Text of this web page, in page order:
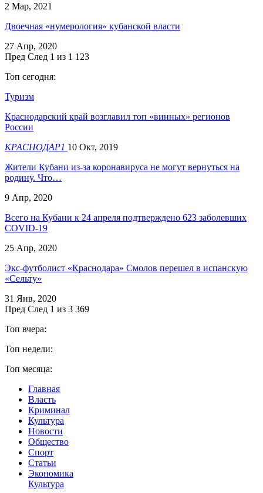
2 Мар, 2021
Двоечная «нумерология» кубанской власти
27 Апр, 2020
Пред След 1 из 1 123
Топ сегодня:
Туризм
Краснодарский край возглавил топ «винных» регионов
России
КРАСНОДАР1 10 Окт, 2019
Жители Кубани из-за коронавируса не могут вернуться на
родину. Что…
9 Апр, 2020
Всего на Кубани к 24 апреля подтверждено 623 заболевших
COVID-19
25 Апр, 2020
Экс-футболист «Краснодара» Смолов перешел в испанскую
«Сельту»
31 Янв, 2020
Пред След 1 из 3 369
Топ вчера:
Топ недели:
Топ месяца:
Главная
Власть
Криминал
Культура
Новости
Общество
Спорт
Статьи
Экономика
Культура